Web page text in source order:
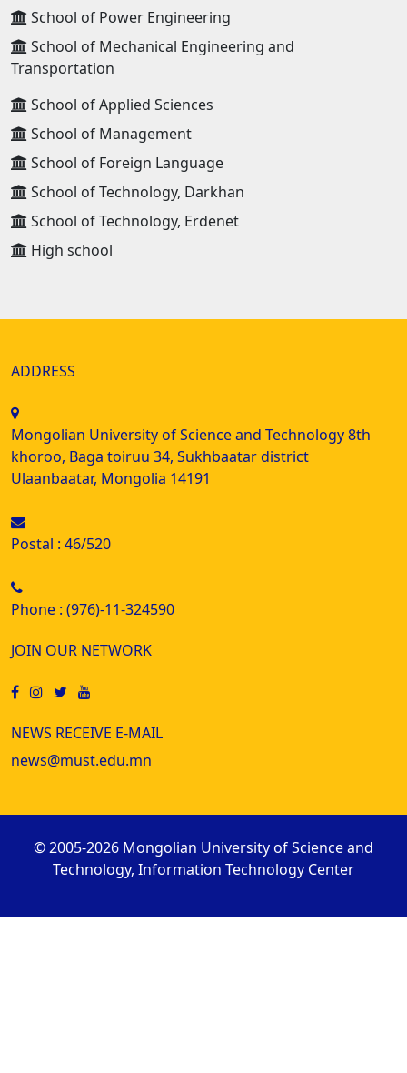
School of Power Engineering
School of Mechanical Engineering and
Transportation
School of Applied Sciences
School of Management
School of Foreign Language
School of Technology, Darkhan
School of Technology, Erdenet
High school
ADDRESS
Mongolian University of Science and Technology 8th
khoroo, Baga toiruu 34, Sukhbaatar district
Ulaanbaatar, Mongolia 14191
Postal : 46/520
Phone : (976)-11-324590
JOIN OUR NETWORK
NEWS RECEIVE E-MAIL
news@must.edu.mn
© 2005-2026 Mongolian University of Science and
Technology, Information Technology Center